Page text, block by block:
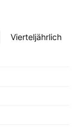
Vierteljährlich